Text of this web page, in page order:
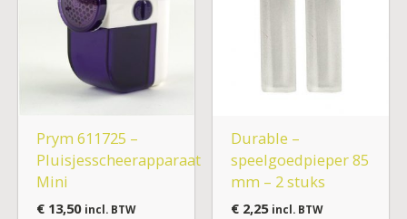
Prym 611725 –
Pluisjesscheerapparaat
Mini
€13,50 incl. BTW
Durable –
speelgoedpieper 85
mm – 2 stuks
€2,25 incl. BTW